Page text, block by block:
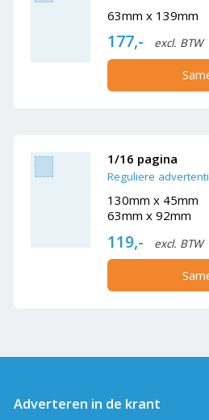
63mm x 139mm
177,- excl. BTW
1/16 pagina
Reguliere
130mm x 45mm
63mm x 92mm
119,- excl. BTW
Adverteren in de krant